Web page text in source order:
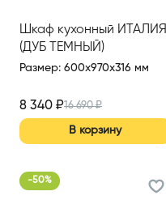
Шкаф кухонный ИТАЛИЯ
(ДУБ ТЕМНЫЙ)
Размер: 600x970x316 мм
8 340 ₽16 690₽
В корзину
-50%